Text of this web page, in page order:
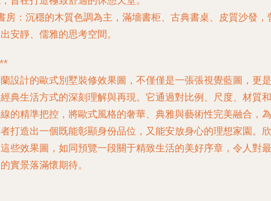
房 ：沉穩的木質色調為主，滿墻書柜、古典書桌、皮質沙發，
安靜、儒雅的思考空間。
設計的歐式別墅裝修效果圖，不僅僅是一張張視覺藍圖，更是
典生活方式的深刻理解與再現。它通過對比例、尺度、材質和
的精準把控，將歐式風格的奢華、典雅與藝術性完美融合，為
打造出一個既能彰顯身份品位，又能安放身心的理想家園。欣
些效果圖，如同預覽一段關于精致生活的美好序章，令人對最
實景落滿懷期待。